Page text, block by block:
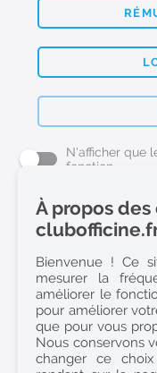
N'afficher que
fonction
L'emploi
Pharmacien (H/F)
Préparateur en
Etudiant en
Etudiant en
Conseiller Dermo
À propos
Bienvenue ! Ce
mesurer la
améliorer le
pour améliorer
que pour vous
Nous conservons
changer ce